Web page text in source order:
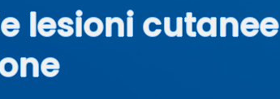
lesioni cutanee